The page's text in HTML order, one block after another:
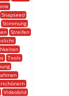
Snapseed
Stimmung
Streifen
Tools
Videobild